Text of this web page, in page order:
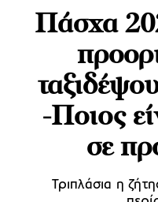
Πάσχα
-Ποιος
σε
Τριπλάσια η